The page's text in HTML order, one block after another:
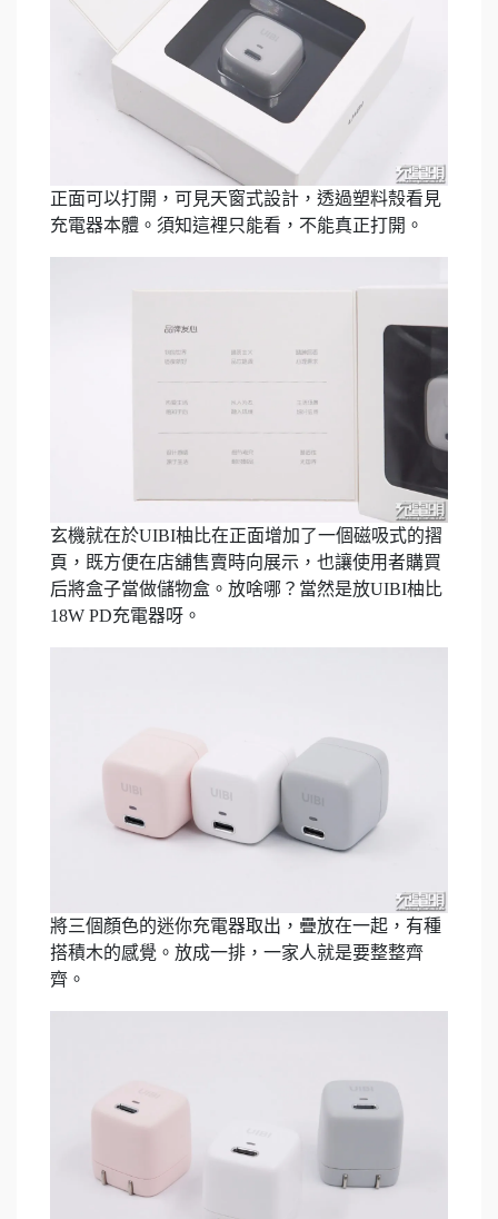
正面可以打開，可見天窗式設計，透過塑料殼看見
充電器本體。須知這裡只能看，不能真正打開。
玄機就在於UIBI柚比在正面增加了一個磁吸式的摺
頁，既方便在店舖售賣時向展示，也讓使用者購買
后將盒子當做儲物盒。放啥哪？當然是放UIBI柚比
18W PD充電器呀。
將三個顏色的迷你充電器取出，疊放在一起，有種
搭積木的感覺。放成一排，一家人就是要整整齊
齊。